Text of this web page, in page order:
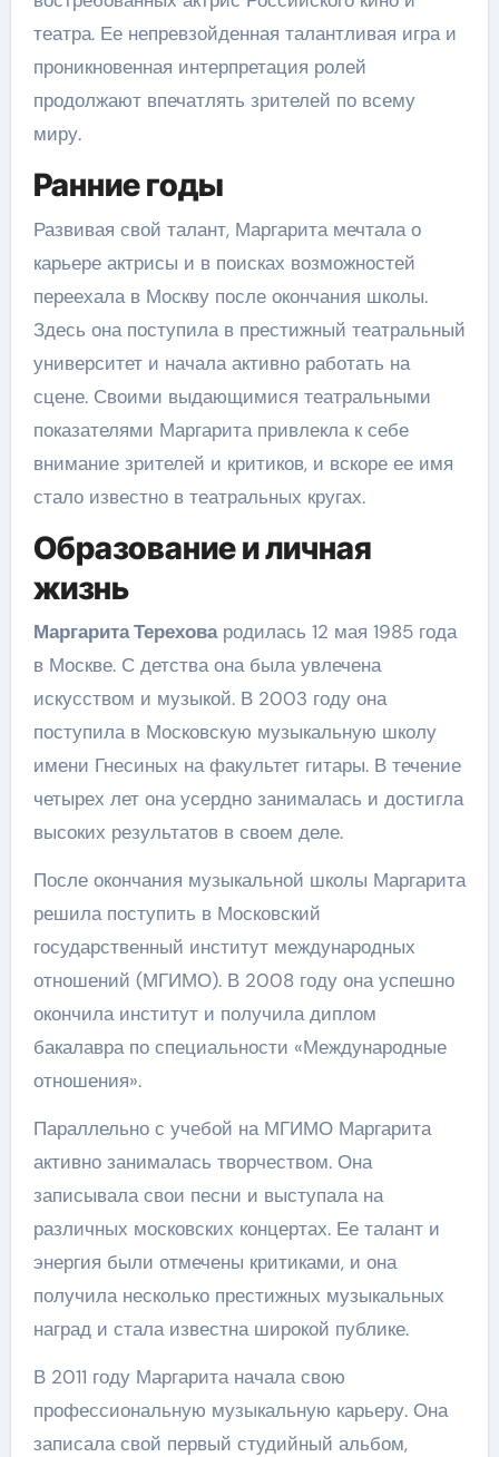
театра. Ее непревзойденная талантливая игра и
проникновенная интерпретация ролей
продолжают впечатлять зрителей по всему
миру.
Ранние годы
Развивая свой талант, Маргарита мечтала о
карьере актрисы и в поисках возможностей
переехала в Москву после окончания школы.
Здесь она поступила в престижный театральный
университет и начала активно работать на
сцене. Своими выдающимися театральными
показателями Маргарита привлекла к себе
внимание зрителей и критиков, и вскоре ее имя
стало известно в театральных кругах.
Образование и личная
жизнь
Маргарита Тереховародилась 12 мая 1985 года
в Москве. С детства она была увлечена
искусством и музыкой. В 2003 году она
поступила в Московскую музыкальную школу
имени Гнесиных на факультет гитары. В течение
четырех лет она усердно занималась и достигла
высоких результатов в своем деле.
После окончания музыкальной школы Маргарита
решила поступить в Московский
государственный институт международных
отношений (МГИМО). В 2008 году она успешно
окончила институт и получила диплом
бакалавра по специальности «Международные
отношения».
Параллельно с учебой на МГИМО Маргарита
активно занималась творчеством. Она
записывала свои песни и выступала на
различных московских концертах. Ее талант и
энергия были отмечены критиками, и она
получила несколько престижных музыкальных
наград и стала известна широкой публике.
В 2011 году Маргарита начала свою
профессиональную музыкальную карьеру. Она
записала свой первый студийный альбом,